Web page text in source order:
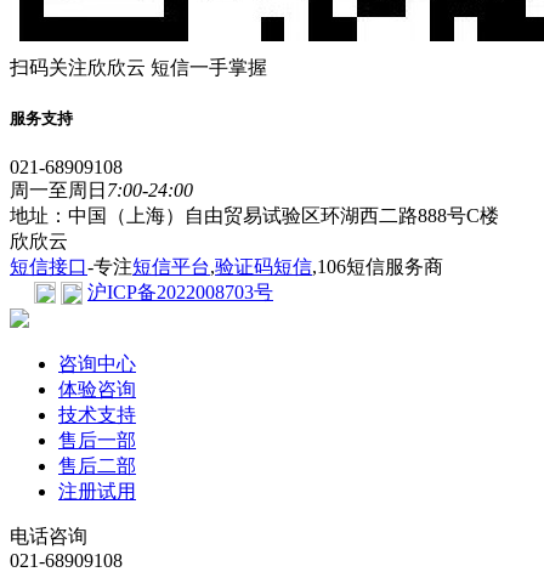
扫码关注欣欣云 短信一手掌握
服务支持
021-68909108
周一至周日 7:00-24:00
地址：中国（上海）自由贸易试验区环湖西二路888号C楼
欣欣云
短信接口-专注短信平台,验证码短信,106短信服务商
沪ICP备2022008703号
咨询中心
体验咨询
技术支持
售后一部
售后二部
注册试用
电话咨询
021-68909108